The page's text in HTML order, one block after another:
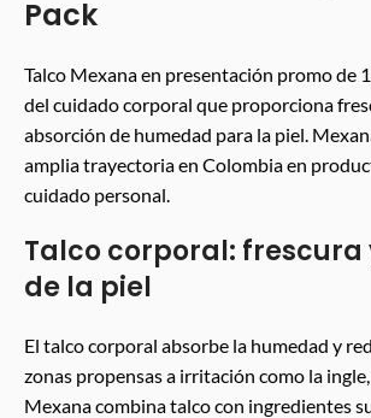
Pack
Talco Mexana en presentación promo de
del cuidado corporal que proporciona
absorción de humedad para la piel.
amplia trayectoria en Colombia en
cuidado personal.
Talco corporal:
de la piel
El talco corporal absorbe la humedad y
zonas propensas a irritación como la
Mexana combina talco con ingredientes